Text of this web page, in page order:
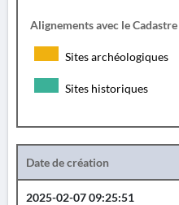
Alignements avec le
Sites archéologiques
Sites historiques
Date de création
2025-02-07 09:25:51